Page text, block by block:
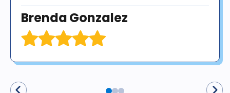
Brenda Gonzalez